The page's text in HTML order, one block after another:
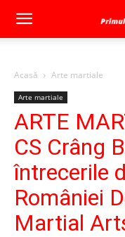
Acasă Arte martiale
Arte martiale
ARTE
CS Crâng
întrecerile
României
Martial